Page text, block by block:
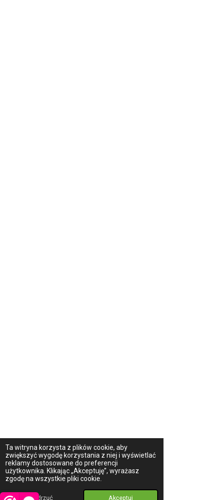
Ta witryna korzysta z plików cookie, aby
zwiększyć wygodę korzystania z niej i wyświetlać
reklamy dostosowane do preferencji
użytkownika. Klikając „Akceptuję”, wyrażasz
zgodę na wszystkie pliki cookie.
Odrzuć Akceptuj